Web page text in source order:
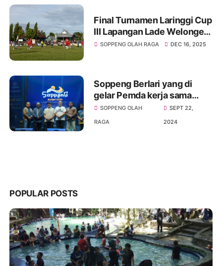
Final Turnamen Laringgi Cup
III Lapangan Lade Welonge
beruba jadi Lautan Manusia
SOPPENG OLAH RAGA DEC 16, 2025
Soppeng Berlari yang di
gelar Pemda kerja sama
dengan KONI diikuti 3000
Pesrta
SOPPENG OLAH
RAGA
SEPT 22,
2024
POPULAR POSTS